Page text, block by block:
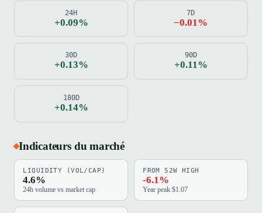
24H
+0.09%
7D
−0.01%
30D
+0.13%
90D
+0.11%
180D
+0.14%
Indicateurs du marché
LIQUIDITY (VOL/CAP)
4.6%
24h volume vs market cap
FROM 52W HIGH
-6.1%
Year peak $1.07